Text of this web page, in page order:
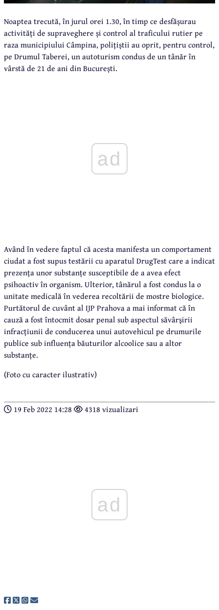
Noaptea trecută, în jurul orei 1.30, în timp ce desfășurau
activități de supraveghere și control al traficului rutier pe
raza municipiului Câmpina, polițiștii au oprit, pentru control,
pe Drumul Taberei, un autoturism condus de un tânăr în
vârstă de 21 de ani din București.
ad
Având în vedere faptul că acesta manifesta un comportament
ciudat a fost supus testării cu aparatul DrugTest care a indicat
prezența unor substanțe susceptibile de a avea efect
psihoactiv în organism. Ulterior, tânărul a fost condus la o
unitate medicală în vederea recoltării de mostre biologice.
Purtătorul de cuvânt al IJP Prahova a mai informat că în
cauză a fost întocmit dosar penal sub aspectul săvârşirii
infracțiunii de conducerea unui autovehicul pe drumurile
publice sub influența băuturilor alcoolice sau a altor
substanțe.
(Foto cu caracter ilustrativ)
19 Feb 2022 14:28 4318 vizualizari
ad